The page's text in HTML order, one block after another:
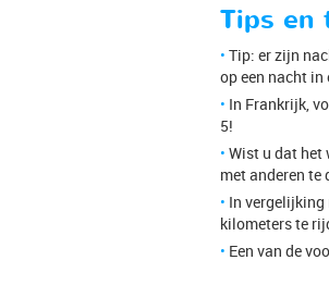
Tips en
Tip: er zijn
op een nacht in
In Frankrijk,
5!
Wist u dat het
met anderen te
In vergelijking
kilometers te
Een van de